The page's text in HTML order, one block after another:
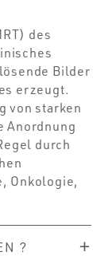
des
Bilder
erzeugt.
von starken
Anordnung
durch
Onkologie,
?